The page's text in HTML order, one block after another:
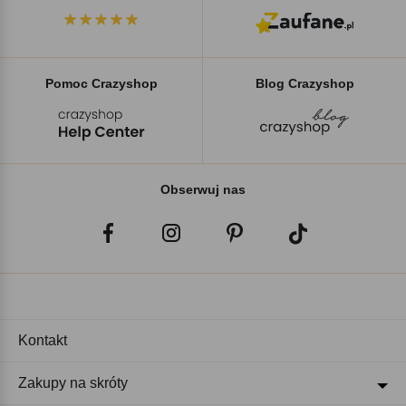
Pomoc Crazyshop Blog Crazyshop
Obserwuj nas
Kontakt
Zakupy na skróty